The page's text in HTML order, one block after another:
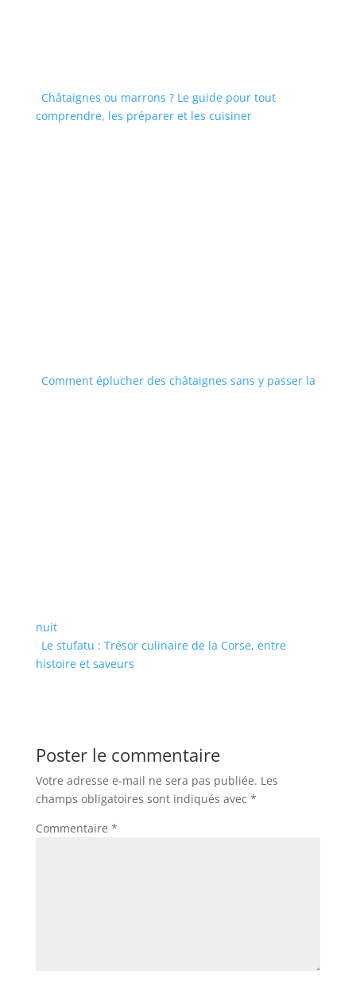
Châtaignes ou marrons ? Le guide pour tout
comprendre, les préparer et les cuisiner
Comment éplucher des châtaignes sans y passer la
nuit
Le stufatu : Trésor culinaire de la Corse, entre
histoire et saveurs
Poster le commentaire
Votre adresse e-mail ne sera pas publiée. Les
champs obligatoires sont indiqués avec *
Commentaire *